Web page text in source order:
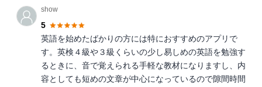
show
5
英語を始めたばかりの方には特におすすめのアプリで
す。英検４級や３級くらいの少し易しめの英語を勉強す
るときに、音で覚えられる手軽な教材になりますし、内
容としても短めの文章が中心になっているので隙間時間